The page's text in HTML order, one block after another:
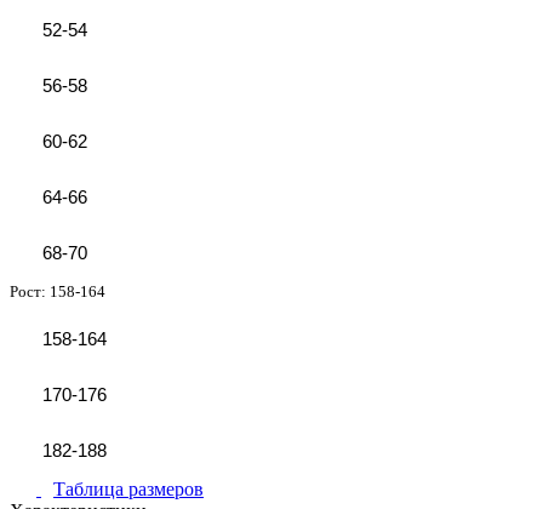
52-54
56-58
60-62
64-66
68-70
Рост: 158-164
158-164
170-176
182-188
Таблица размеров